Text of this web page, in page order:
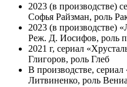
2023 (в производстве)
Софья Райзман, роль
2023 (в производстве)
Реж. Д. Иосифов, роль
2021 г, сериал
Глигоров, роль Глеб
В производстве,
Литвиненко, роль